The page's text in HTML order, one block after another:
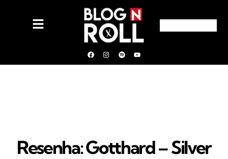
Resenha: Gotthard – Silver